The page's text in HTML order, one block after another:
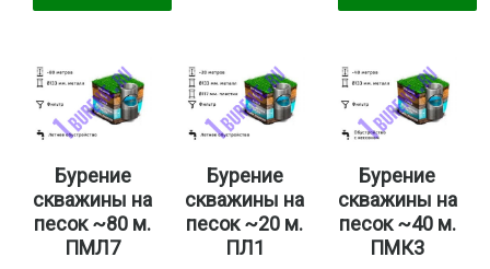
Бурение
скважины на
песок ~80 м.
ПМЛ7
Бурение
скважины на
песок ~20 м.
ПЛ1
Бурение
скважины на
песок ~40 м.
ПМК3